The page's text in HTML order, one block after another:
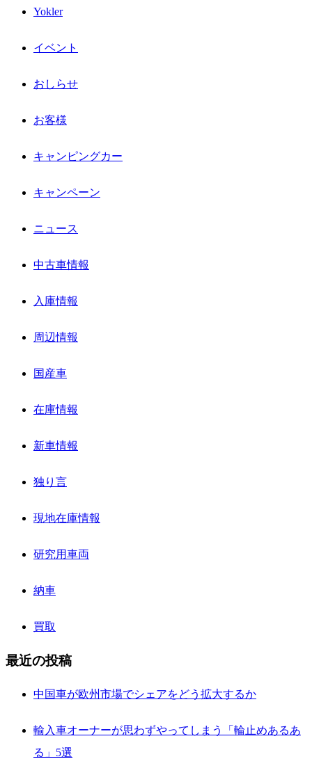
Yokler
イベント
おしらせ
お客様
キャンピングカー
キャンペーン
ニュース
中古車情報
入庫情報
周辺情報
国産車
在庫情報
新車情報
独り言
現地在庫情報
研究用車両
納車
買取
最近の投稿
中国車が欧州市場でシェアをどう拡大するか
輸入車オーナーが思わずやってしまう「輪止めあるあ
る」5選